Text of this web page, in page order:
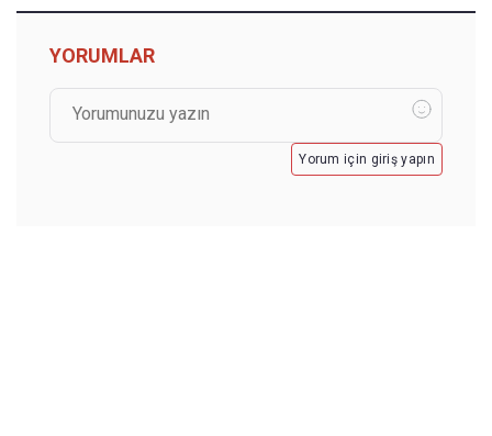
YORUMLAR
Yorum için giriş yapın